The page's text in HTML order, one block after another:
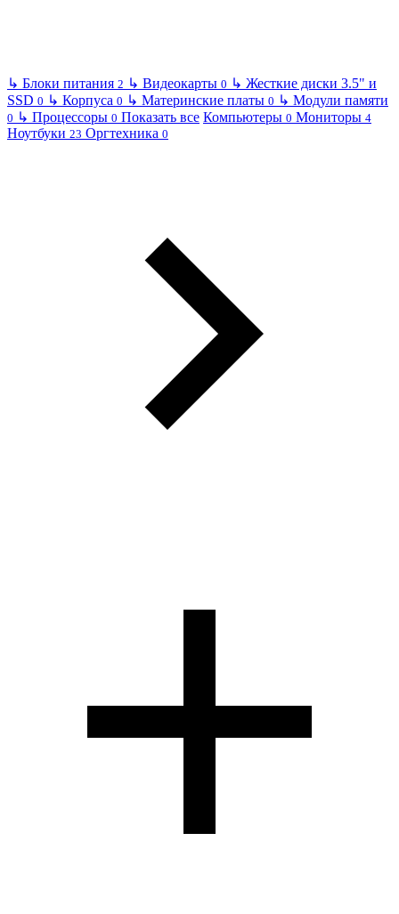
↳ Блоки питания 2 ↳ Видеокарты 0 ↳ Жесткие диски 3.5" и
SSD 0 ↳ Корпуса 0 ↳ Материнские платы 0 ↳ Модули памяти
0 ↳ Процессоры 0 Показать все Компьютеры 0 Мониторы 4
Ноутбуки 23 Оргтехника 0